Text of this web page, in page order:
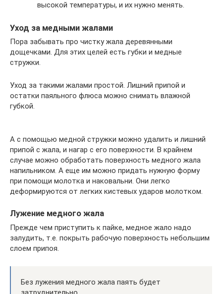
высокой температуры, и их нужно менять.
Уход за медными жалами
Пора забывать про чистку жала деревянными
дощечками. Для этих целей есть губки и медные
стружки.
Уход за такими жалами простой. Лишний припой и
остатки паяльного флюса можно снимать влажной
губкой.
А с помощью медной стружки можно удалить и лишний
припой с жала, и нагар с его поверхности. В крайнем
случае можно обработать поверхность медного жала
напильником. А еще им можно придать нужную форму
при помощи молотка и наковальни. Они легко
деформируются от легких кистевых ударов молотком.
Лужение медного жала
Прежде чем приступить к пайке, медное жало надо
залудить, т.е. покрыть рабочую поверхность небольшим
слоем припоя.
Без лужения медного жала паять будет